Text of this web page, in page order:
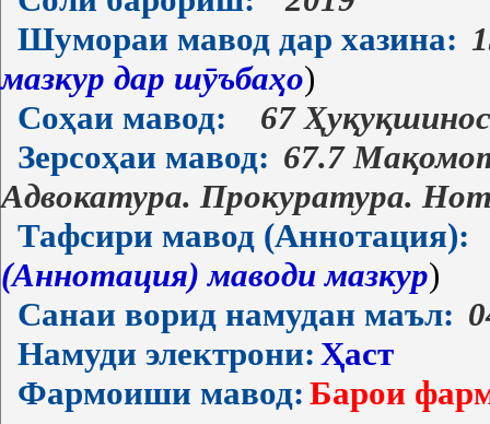
Шумораи мавод дар хазина:
мазкур дар шӯъбаҳо)
Соҳаи мавод:
67
Зерсоҳаи мавод: 67.7
Адвокатура. Прокуратура.
Тафсири мавод (Аннотация):
(Аннотация) маводи мазкур)
Санаи ворид намудан маъл:
Намуди электрони: Ҳаст
Фармоиши мавод: Барои